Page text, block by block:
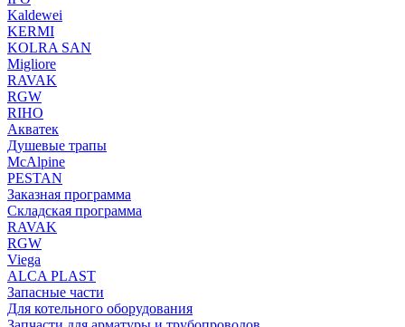
Kaldewei
KERMI
KOLRA SAN
Migliore
RAVAK
RGW
RIHO
Акватек
Душевые трапы
McAlpine
PESTAN
Заказная программа
Складская программа
RAVAK
RGW
Viega
АLCA PLAST
Запасные части
Для котельного оборудования